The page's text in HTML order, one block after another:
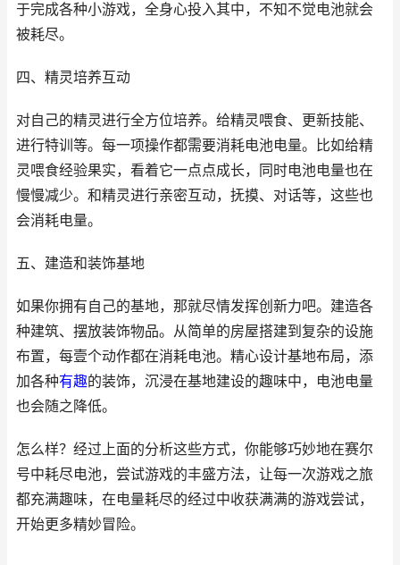
于完成各种小游戏，全身心投入其中，不知不觉电池就会
被耗尽。
四、精灵培养互动
对自己的精灵进行全方位培养。给精灵喂食、更新技能、
进行特训等。每一项操作都需要消耗电池电量。比如给精
灵喂食经验果实，看着它一点点成长，同时电池电量也在
慢慢减少。和精灵进行亲密互动，抚摸、对话等，这些也
会消耗电量。
五、建造和装饰基地
如果你拥有自己的基地，那就尽情发挥创新力吧。建造各
种建筑、摆放装饰物品。从简单的房屋搭建到复杂的设施
布置，每壹个动作都在消耗电池。精心设计基地布局，添
加各种有趣的装饰，沉浸在基地建设的趣味中，电池电量
也会随之降低。
怎么样？经过上面的分析这些方式，你能够巧妙地在赛尔
号中耗尽电池，尝试游戏的丰盛方法，让每一次游戏之旅
都充满趣味，在电量耗尽的经过中收获满满的游戏尝试，
开始更多精妙冒险。